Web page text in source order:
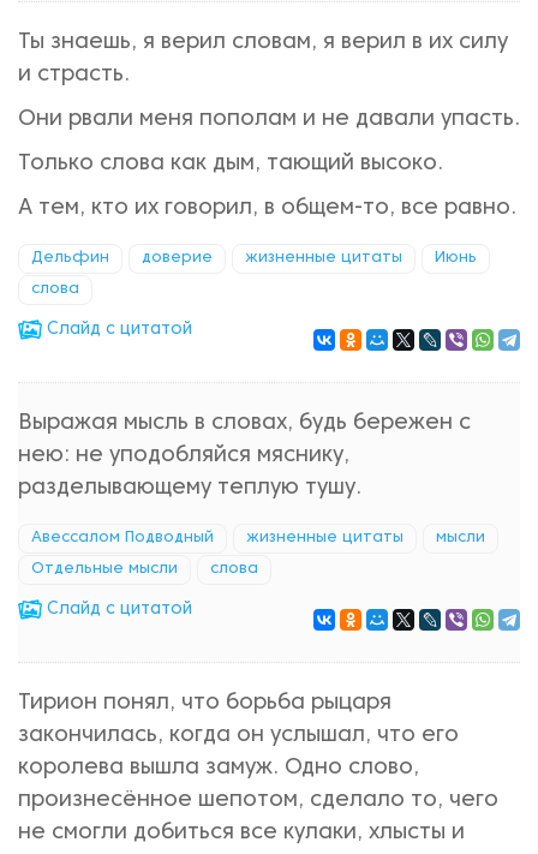
Ты знаешь, я верил словам, я верил в их силу
и страсть.
Они рвали меня пополам и не давали упасть.
Только слова как дым, тающий высоко.
А тем, кто их говорил, в общем-то, все равно.
Дельфин доверие жизненные цитаты Июнь
слова
Cлайд с цитатой
Выражая мысль в словах, будь бережен с
нею: не уподобляйся мяснику,
разделывающему теплую тушу.
Авессалом Подводный жизненные цитаты мысли
Отдельные мысли слова
Cлайд с цитатой
Тирион понял, что борьба рыцаря
закончилась, когда он услышал, что его
королева вышла замуж. Одно слово,
произнесённое шепотом, сделало то, чего
не смогли добиться все кулаки, хлысты и